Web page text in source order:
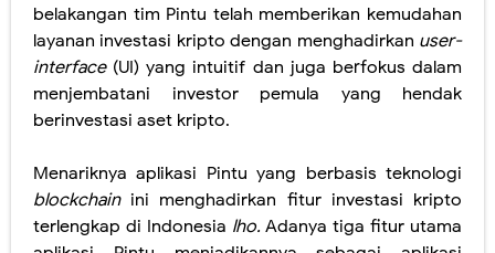
belakangan tim Pintu telah memberikan kemudahan
layanan investasi kripto dengan menghadirkan user-
interface (UI) yang intuitif dan juga berfokus dalam
menjembatani investor pemula yang hendak
berinvestasi aset kripto.
Menariknya aplikasi Pintu yang berbasis teknologi
blockchain ini menghadirkan fitur investasi kripto
terlengkap di Indonesia lho.Adanya tiga fitur utama